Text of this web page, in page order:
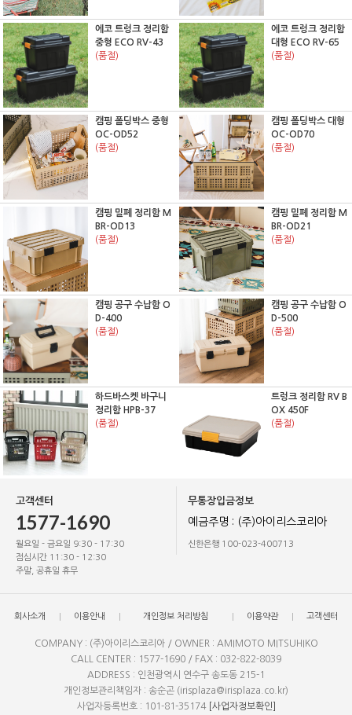
에코 트렁크 정리함
중형 ECO RV-43
(품절)
에코 트렁크 정리함
대형 ECO RV-65
(품절)
캠핑 폴딩박스 중형
OC-OD52
(품절)
캠핑 폴딩박스 대형
OC-OD70
(품절)
캠핑 밀폐 정리함 M
BR-OD13
(품절)
캠핑 밀폐 정리함 M
BR-OD21
(품절)
캠핑 공구 수납함 O
D-400
(품절)
캠핑 공구 수납함 O
D-500
(품절)
하드바스켓 바구니
정리함 HPB-37
(품절)
트렁크 정리함 RV B
OX 450F
(품절)
고객센터
1577-1690
월요일 - 금요일 9:30 - 17:30
점심시간 11:30 - 12:30
주말, 공휴일 휴무
무통장입금정보
예금주명 : (주)아이리스코리아
신한은행 100-023-400713
회사소개 이용안내 개인정보 처리방침 이용약관 고객센터
COMPANY : (주)아이리스코리아 / OWNER : AMIMOTO MITSUHIKO
CALL CENTER : 1577-1690 / FAX : 032-822-8039
ADDRESS : 인천광역시 연수구 송도동 215-1
개인정보관리책임자 : 송순곤 (irisplaza@irisplaza.co.kr)
사업자등록번호 : 101-81-35174 [사업자정보확인]